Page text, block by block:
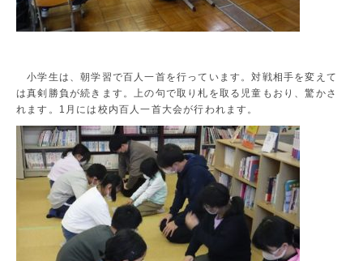
小学生は、朝学習で百人一首を行っています。対戦相手を変えて
は真剣勝負が続きます。上の句で取り札を取る児童もおり、驚かさ
れます。1月には校内百人一首大会が行われます。